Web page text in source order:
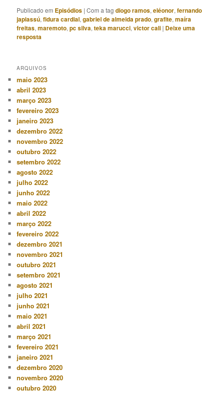
Publicado em Episódios |Com a tagdiogo ramos,eléonor,fernando
japiassú,fidura cardial,gabriel de almeida prado,grafite,maíra
freitas,maremoto,pc silva,teka marucci,victor cali | Deixe uma
resposta
ARQUIVOS
maio 2023
abril 2023
março 2023
fevereiro 2023
janeiro 2023
dezembro 2022
novembro 2022
outubro 2022
setembro 2022
agosto 2022
julho 2022
junho 2022
maio 2022
abril 2022
março 2022
fevereiro 2022
dezembro 2021
novembro 2021
outubro 2021
setembro 2021
agosto 2021
julho 2021
junho 2021
maio 2021
abril 2021
março 2021
fevereiro 2021
janeiro 2021
dezembro 2020
novembro 2020
outubro 2020